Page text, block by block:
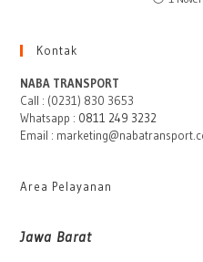
Kontak
NABA TRANSPORT
Call : (0231) 830 3653
Whatsapp : 0811 249 3232
Email :
Area Pelayanan
Jawa Barat